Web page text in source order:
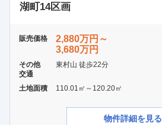
湖町14区画
販売価格
2,880万円～
3,680万円
その他
交通
東村山 徒歩22分
土地面積 110.01㎡～120.20㎡
物件詳細を見る